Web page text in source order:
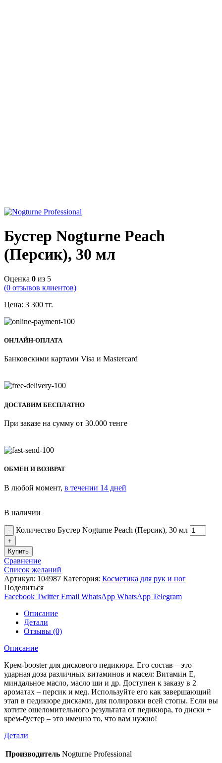
Бустер Nogturne Peach
(Персик), 30 мл
Оценка 0 из 5
(0 отзывов клиентов)
Цена: 3 300 тг.
ОНЛАЙН-ОПЛАТА
Банковскими картами Visa и Mastercard
ДОСТАВИМ БЕСПЛАТНО
При заказе на сумму от 30.000 тенге
ОБМЕН И ВОЗВРАТ
В любой момент, в течении 14 дней
В наличии
Количество Бустер Nogturne Peach (Персик), 30 мл
Купить
Сравнение
Список желаний
Артикул: 104987 Категория: Косметика для рук и ног
Поделиться
Facebook Twitter Email WhatsApp WhatsApp Telegram
Описание
Детали
Отзывы (0)
Описание
Крем-booster для дискового педикюра. Его состав – это
ударная доза различных витаминов и масел: Витамин Е,
миндальное масло, масло ши и др. Доступен к заказу в 2
ароматах – персик и мед. Используйте его как завершающий
этап в педикюре дисками, для полировки всей стопы. Если вы
хотите ошеломительного результата от педикюра, то диски +
крем-бустер – это именно то, что вам нужно!
Детали
Производитель Nogturne Professional